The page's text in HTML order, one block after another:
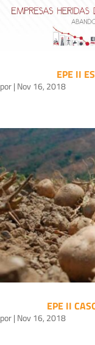
EPE II
por| Nov 16, 2018
EPE II
por| Nov 16, 2018